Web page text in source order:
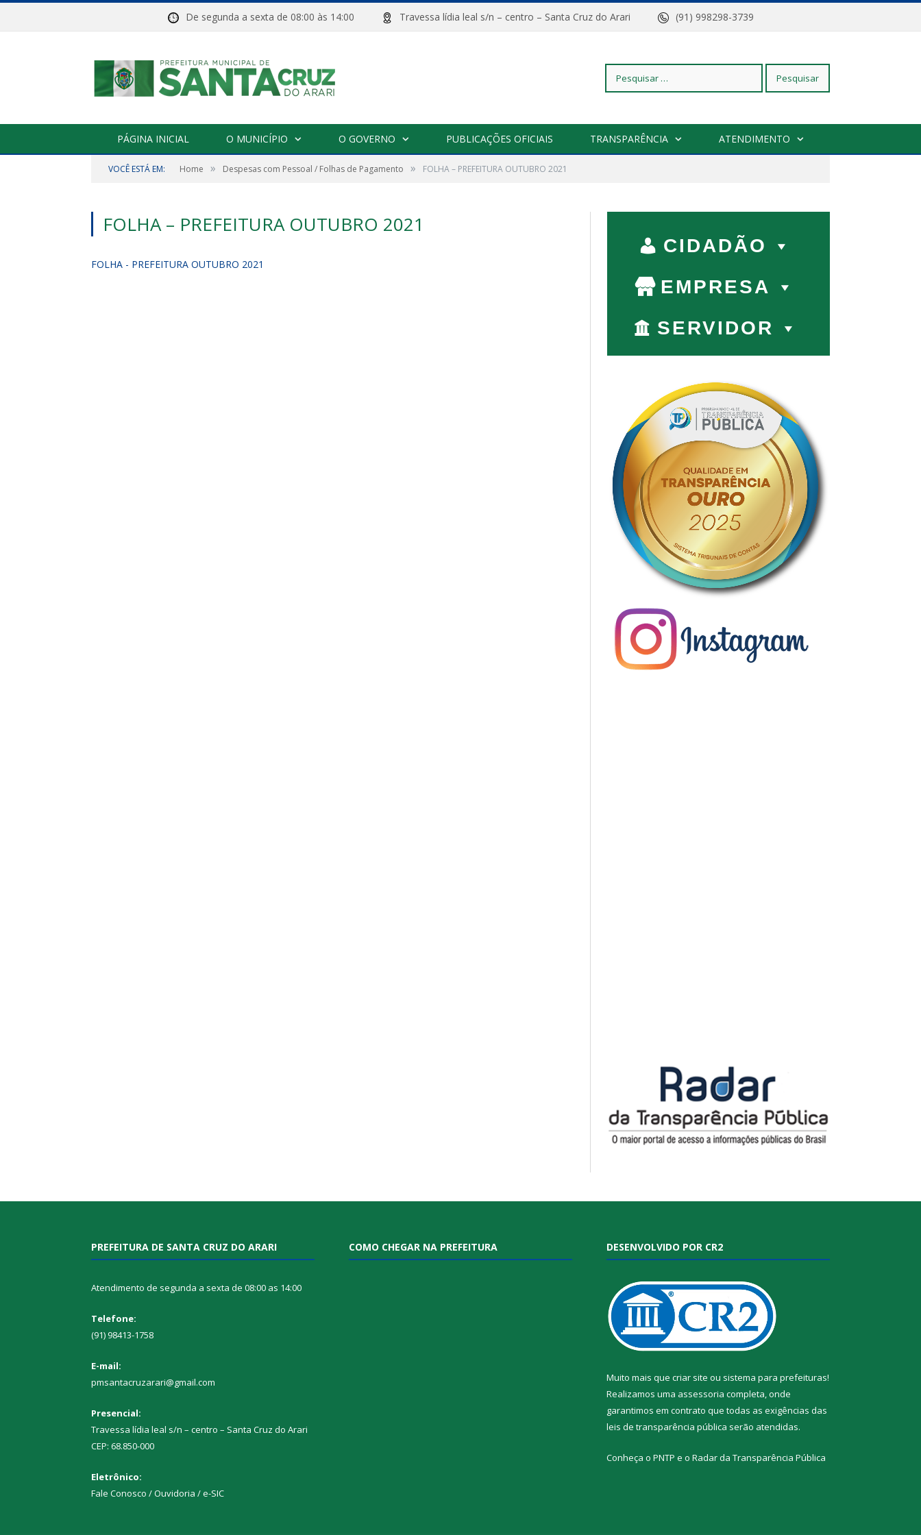
De segunda a sexta de 08:00 às 14:00 Travessa lídia leal s/n – centro – Santa Cruz do Arari (91) 998298-3739
Pesquisar
PÁGINA INICIAL O MUNICÍPIO O GOVERNO PUBLICAÇÕES OFICIAIS TRANSPARÊNCIA ATENDIMENTO
VOCÊ ESTÁ EM: Home » Despesas com Pessoal / Folhas de Pagamento » FOLHA – PREFEITURA OUTUBRO 2021
FOLHA – PREFEITURA OUTUBRO 2021
FOLHA - PREFEITURA OUTUBRO 2021
CIDADÃO
EMPRESA
SERVIDOR
PREFEITURA DE SANTA CRUZ DO ARARI
Atendimento de segunda a sexta de 08:00 as 14:00
Telefone:
(91) 98413-1758
E-mail:
pmsantacruzarari@gmail.com
Presencial:
Travessa lídia leal s/n – centro – Santa Cruz do Arari
CEP: 68.850-000
Eletrônico:
Fale Conosco / Ouvidoria / e-SIC
COMO CHEGAR NA PREFEITURA DESENVOLVIDO POR CR2
Muito mais que criar site ou sistema para prefeituras!
Realizamos uma assessoria completa, onde
garantimos em contrato que todas as exigências das
leis de transparência pública serão atendidas.
Conheça o PNTP e o Radar da Transparência Pública